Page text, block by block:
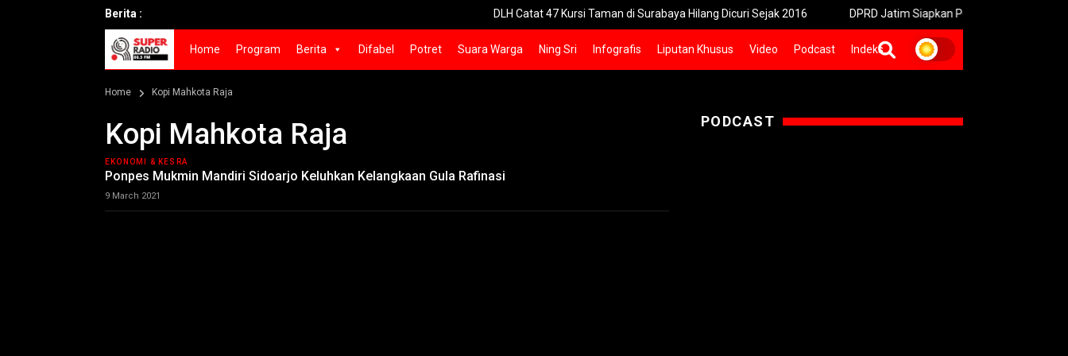
Berita : DLH Catat 47 Kursi Taman di Surabaya Hilang Dicuri Sejak 2016 DPRD Jatim Siapkan Perda Baru Jamin Kepastian
Home Program Berita Difabel Potret Suara Warga Ning Sri Infografis Liputan Khusus Video Podcast Indeks
Home Kopi Mahkota Raja
Kopi Mahkota Raja
EKONOMI & KESRA
Ponpes Mukmin Mandiri Sidoarjo Keluhkan Kelangkaan Gula Rafinasi
9 March 2021
PODCAST